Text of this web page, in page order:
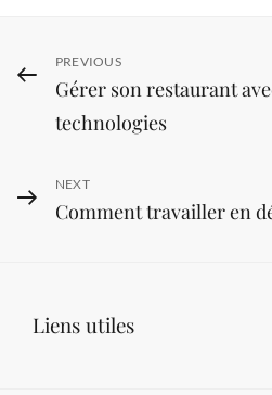
Navigation
de
Previous
Post
PREVIOUS
Gérer son restaurant
technologies
Next
Post
NEXT
Comment travailler en
Liens utiles